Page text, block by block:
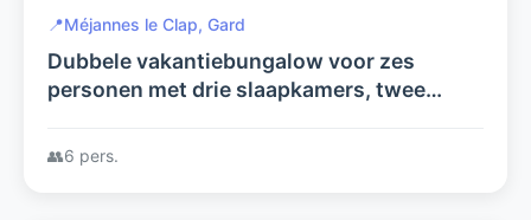
📍Méjannes le Clap, Gard
Dubbele vakantiebungalow voor zes
personen met drie slaapkamers, twee
de terrassen op de Ardèche.
👥6 pers.